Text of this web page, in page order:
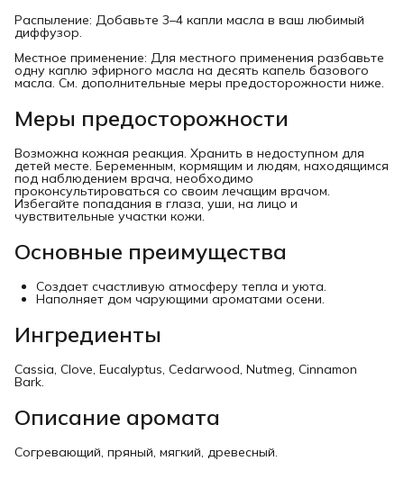
Распыление: Добавьте 3–4 капли масла в ваш любимый
диффузор.
Местное применение: Для местного применения разбавьте
одну каплю эфирного масла на десять капель базового
масла. См. дополнительные меры предосторожности ниже.
Меры предосторожности
Возможна кожная реакция. Хранить в недоступном для
детей месте. Беременным, кормящим и людям, находящимся
под наблюдением врача, необходимо
проконсультироваться со своим лечащим врачом.
Избегайте попадания в глаза, уши, на лицо и
чувствительные участки кожи.
Основные преимущества
Создает счастливую атмосферу тепла и уюта.
Наполняет дом чарующими ароматами осени.
Ингредиенты
Cassia, Clove, Eucalyptus, Cedarwood, Nutmeg, Cinnamon
Bark.
Описание аромата
Согревающий, пряный, мягкий, древесный.